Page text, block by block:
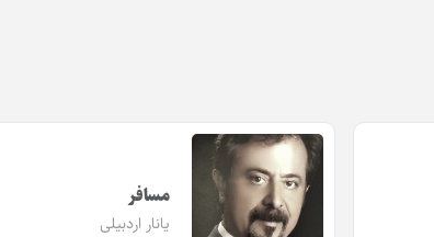
مسافر
یانار اردبیلی